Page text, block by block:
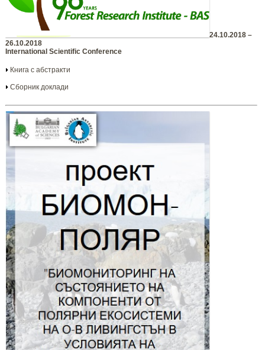
24.10.2018 –
26.10.2018
International Scientific Conference
Книга с абстракти
Сборник доклади